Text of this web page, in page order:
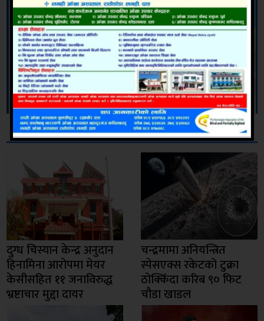
सम्बन्धित
दुग्ध चिस्यान केन्द्र अनुदान
हिनामिना आरोपमा मेयर
केसीसहित ११ जनाविरुद्ध
भ्रष्टाचार मुद्दा दायर
चन्द्रमामा अनियन्त्रित
स्पेसएक्स रकेटको टुक्रा
ठोक्किँदा करिब ९० फिट
चौडा खाडल